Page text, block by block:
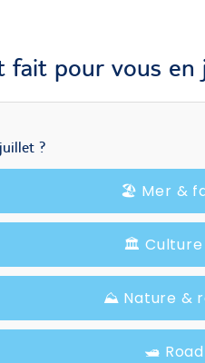
fait pour vous en
?
🏖️ Mer &
🏛️ Culture
⛰️ Nature &
🛥️